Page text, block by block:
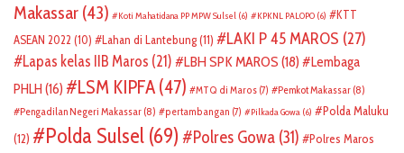
Makassar (43) Koti Mahatidana PP MPW Sulsel (6) KPKNL PALOPO (6)
KTT
ASEAN 2022 (10) Lahan di Lantebung(11) LAKI P 45 MAROS (27)
Lapas kelas IIB Maros (21) LBH SPK MAROS (18)
Lembaga
PHLH (16) LSM KIPFA (47) MTQ di Maros (7) Pemkot Makassar (8)
Pengadilan Negeri Makassar (8) pertambangan (7) Pilkada Gowa (6)
Polda Maluku
(12)
Polda Sulsel (69) Polres Gowa (31)
Polres Maros